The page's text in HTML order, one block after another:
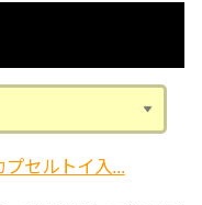
プセルトイ入...